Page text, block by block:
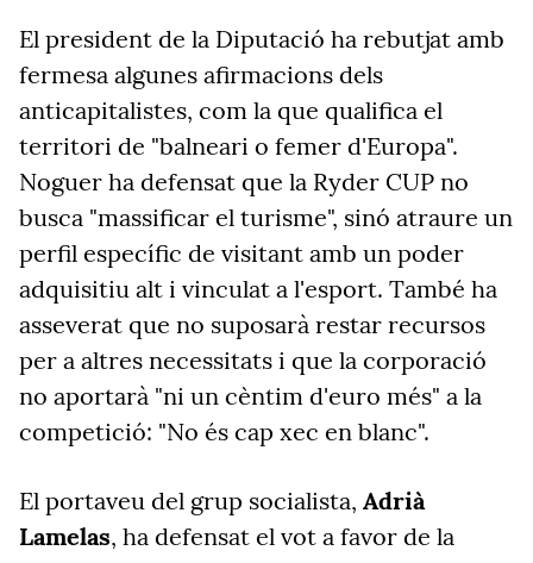
El president de la Diputació ha rebutjat amb
fermesa algunes afirmacions dels
anticapitalistes, com la que qualifica el
territori de "balneari o femer d'Europa".
Noguer ha defensat que la Ryder CUP no
busca "massificar el turisme", sinó atraure un
perfil específic de visitant amb un poder
adquisitiu alt i vinculat a l'esport. També ha
asseverat que no suposarà restar recursos
per a altres necessitats i que la corporació
no aportarà "ni un cèntim d'euro més" a la
competició: "No és cap xec en blanc".
El portaveu del grup socialista, Adrià
Lamelas, ha defensat el vot a favor de la